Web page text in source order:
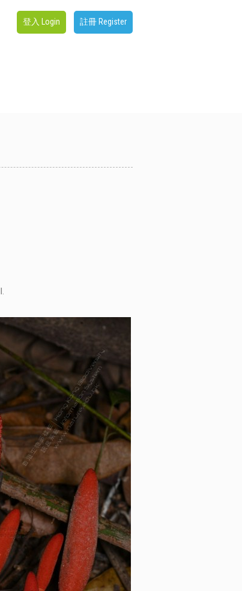
登入 Login 註冊 Register